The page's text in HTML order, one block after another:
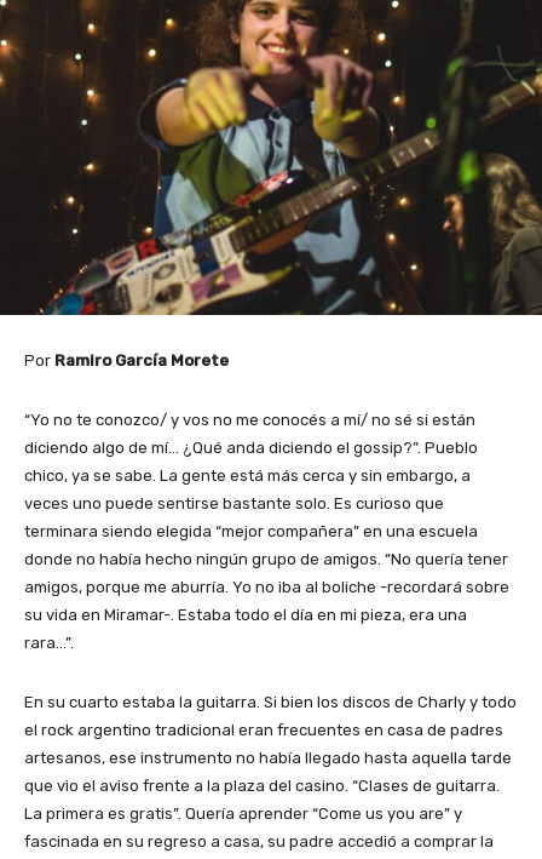
Por Ramiro García Morete
“Yo no te conozco/ y vos no me conocés a mí/ no sé si están
diciendo algo de mí… ¿Qué anda diciendo el gossip?”. Pueblo
chico, ya se sabe. La gente está más cerca y sin embargo, a
veces uno puede sentirse bastante solo. Es curioso que
terminara siendo elegida “mejor compañera” en una escuela
donde no había hecho ningún grupo de amigos. “No quería tener
amigos, porque me aburría. Yo no iba al boliche -recordará sobre
su vida en Miramar-. Estaba todo el día en mi pieza, era una
rara…”.
En su cuarto estaba la guitarra. Si bien los discos de Charly y todo
el rock argentino tradicional eran frecuentes en casa de padres
artesanos, ese instrumento no había llegado hasta aquella tarde
que vio el aviso frente a la plaza del casino. “Clases de guitarra.
La primera es gratis”. Quería aprender “Come us you are” y
fascinada en su regreso a casa, su padre accedió a comprar la